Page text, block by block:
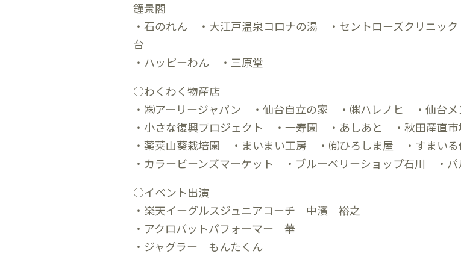
鐘景閣
・石のれん ・大江戸温泉コロナの湯 ・セントローズクリニ
台
・ハッピーわん ・三原堂
○わくわく物産店
・㈱アーリージャパン ・仙台自立の家 ・㈱ハレノヒ ・仙台
・小さな復興プロジェクト ・一寿園 ・あしあと ・秋田産直
・薬莱山葵栽培園 ・まいまい工房 ・㈲ひろしま屋 ・すまいる
・カラービーンズマーケット ・ブルーベリーショップ石川 ・
○イベント出演
・楽天イーグルスジュニアコーチ 中濱 裕之
・アクロバットパフォーマー 華
・ジャグラー もんたくん